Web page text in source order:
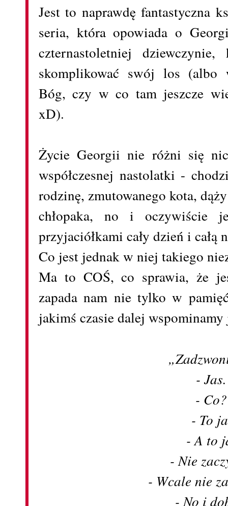
Jest to naprawdę fantastyczna
seria, która opowiada o
czternastoletniej
skomplikować swój los (albo
Bóg, czy w co tam jeszcze
xD).
Życie Georgii nie różni się
współczesnej nastolatki -
rodzinę, zmutowanego kota,
chłopaka, no i oczywiście
przyjaciółkami cały dzień i całą
Co jest jednak w niej takiego
Ma to COŚ, co sprawia, że
zapada nam nie tylko w
jakimś czasie dalej wspominamy
-
-
- To
- A to
- Nie
- Wcale nie
- No i